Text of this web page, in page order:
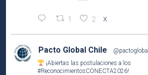
1 2 X
Pacto Global Chile @pactoglobal
¡Abiertas las postulaciones a los
#ReconocimientosCONECTA2026!